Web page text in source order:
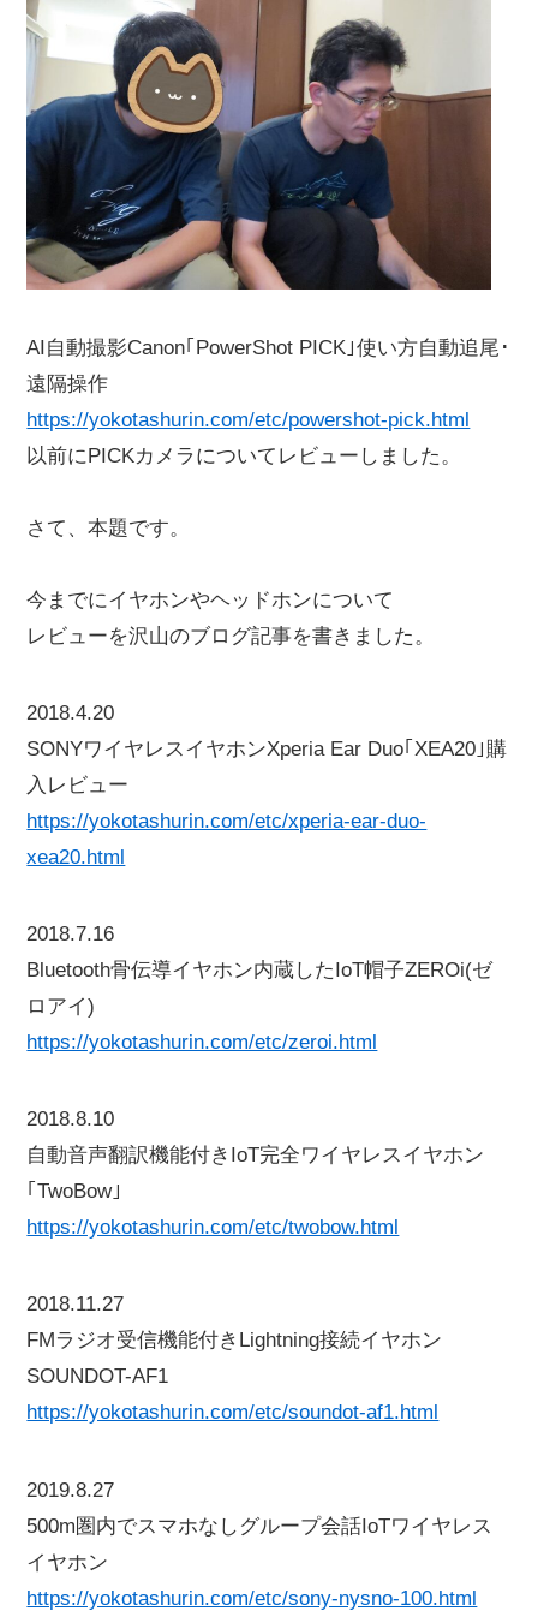
AI自動撮影Canon｢PowerShot PICK｣使い方自動追尾･
遠隔操作
https://yokotashurin.com/etc/powershot-pick.html
以前にPICKカメラについてレビューしました。
さて、本題です。
今までにイヤホンやヘッドホンについて
レビューを沢山のブログ記事を書きました。
2018.4.20
SONYワイヤレスイヤホンXperia Ear Duo｢XEA20｣購
入レビュー
https://yokotashurin.com/etc/xperia-ear-duo-
xea20.html
2018.7.16
Bluetooth骨伝導イヤホン内蔵したIoT帽子ZEROi(ゼ
ロアイ)
https://yokotashurin.com/etc/zeroi.html
2018.8.10
自動音声翻訳機能付きIoT完全ワイヤレスイヤホン
｢TwoBow｣
https://yokotashurin.com/etc/twobow.html
2018.11.27
FMラジオ受信機能付きLightning接続イヤホン
SOUNDOT-AF1
https://yokotashurin.com/etc/soundot-af1.html
2019.8.27
500m圏内でスマホなしグループ会話IoTワイヤレス
イヤホン
https://yokotashurin.com/etc/sony-nysno-100.html